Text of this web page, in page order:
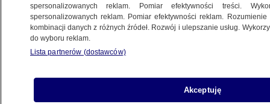
13.08.2025, 18:17
Udostępnij
spersonalizowanych reklam. Pomiar efektywności treści.
spersonalizowanych reklam. Pomiar efektywności reklam.
kombinacji danych z różnych źródeł. Rozwój i ulepszanie usług.
do wyboru reklam.
Lista partnerów (dostawców)
Akceptuję